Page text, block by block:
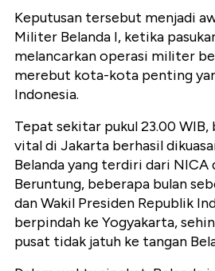
Keputusan tersebut menjadi
Militer Belanda I, ketika
melancarkan operasi militer
merebut kota-kota penting
Indonesia.
Tepat sekitar pukul 23.00 WIB,
vital di Jakarta berhasil
Belanda yang terdiri dari NICA
Beruntung, beberapa bulan
dan Wakil Presiden Republik
berpindah ke Yogyakarta,
pusat tidak jatuh ke tangan